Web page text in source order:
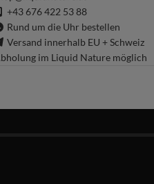
+43 676 422 53 88
Rund um die Uhr bestellen
Versand innerhalb EU + Schweiz
im Liquid Nature möglich